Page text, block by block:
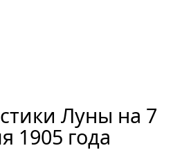
Луны на 7
1905 года